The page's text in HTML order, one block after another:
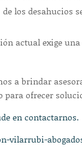
de los desahucios
actual exige
a brindar
para ofrecer
en contactarnos.
vilarrubi-